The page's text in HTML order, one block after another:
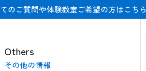
のご質問や体験教室ご希望の方はこちら
Others
その他の情報